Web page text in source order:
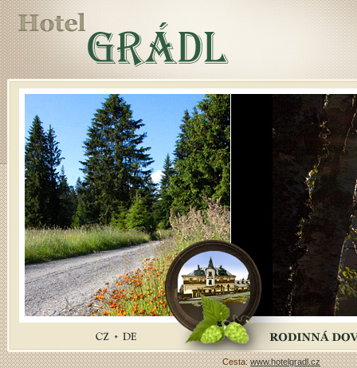
Cesta:www.hotelgradl.cz